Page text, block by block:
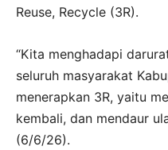
Reuse, Recycle (3R).
“Kita menghadapi
seluruh masyarakat
menerapkan 3R, yaitu
kembali, dan mendaur
(6/6/26).